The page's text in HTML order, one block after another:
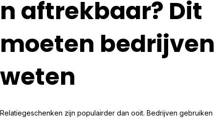
n aftrekbaar? Dit
moeten bedrijven
weten
Relatiegeschenken zijn populairder dan ooit. Bedrijven gebruiken